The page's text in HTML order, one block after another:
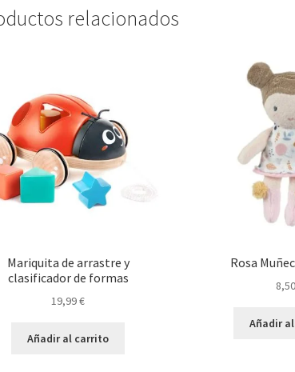
relacionados
Mariquita de arrastre y
clasificador de formas
19,99€
Añadir al carrito
Rosa
Añadir